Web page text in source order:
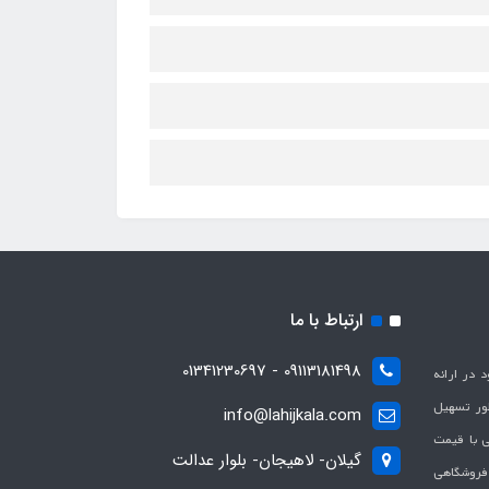
هدف بهبود در ارائه
تسهیل
با قیمت
فروشگاهی
ارتباط با ما
09113181498 - 01341230697
info@lahijkala.com
گیلان- لاهیجان- بلوار عدالت